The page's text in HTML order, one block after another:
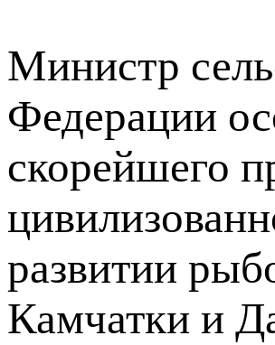
Министр
Федерации
скорейшего
развитии
Камчатки и